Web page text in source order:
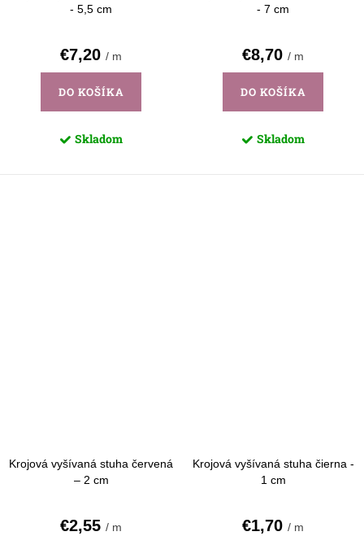
- 5,5 cm
€7,20 / m
DO KOŠÍKA
Skladom
- 7 cm
€8,70 / m
DO KOŠÍKA
Skladom
Krojová vyšívaná stuha červená
– 2 cm
€2,55 / m
Krojová vyšívaná stuha čierna -
1 cm
€1,70 / m